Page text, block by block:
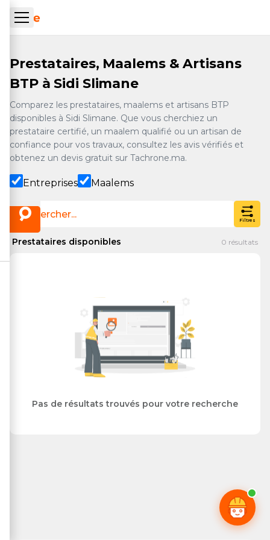
Aller au contenu principal
Prestataires, Maalems & Artisans
BTP à Sidi Slimane
Comparez les prestataires, maalems et artisans BTP
disponibles à Sidi Slimane. Que vous cherchiez un
prestataire certifié, un maalem qualifié ou un artisan de
confiance pour vos travaux, consultez les avis vérifiés et
obtenez un devis gratuit sur Tachrone.ma.
Entreprises Maalems
Filtres
Prestataires disponibles 0 résultats
Pas de résultats trouvés pour votre recherche